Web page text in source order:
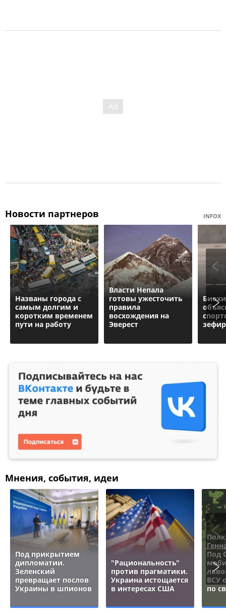
Новости партнеров INFOX
Названы города с
самым долгим и
коротким временем
пути на работу
Власти Непала
готовы ужесточить
правила
восхождения на
Эверест
зефир
Мнения, события, идеи
Под прикрытием
дипломатии.
Зеленский
превращает послов
Украины в шпионов
"Рациональность"
против прагматики.
Украина истощается
в интересах США
Под
ВСУ
по